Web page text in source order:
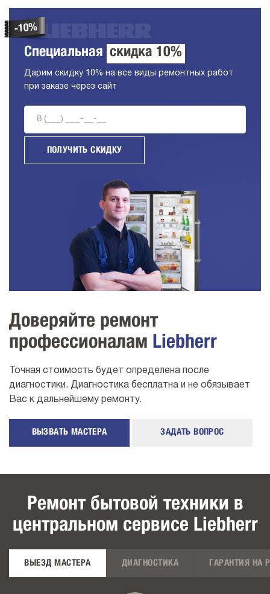
Специальная скидка 10%
Дарим скидку 10% на все виды ремонтных работ
при заказе через сайт
ПОЛУЧИТЬ СКИДКУ
Доверяйте ремонт
профессионалам Liebherr
Точная стоимость будет определена после
диагностики. Диагностика бесплатна и не обязывает
Вас к дальнейшему ремонту.
ВЫЗВАТЬ МАСТЕРА ЗАДАТЬ ВОПРОС
Ремонт бытовой техники в
центральном сервисе Liebherr
ВЫЕЗД МАСТЕРА ДИАГНОСТИКА ГАРАНТИЯ НА